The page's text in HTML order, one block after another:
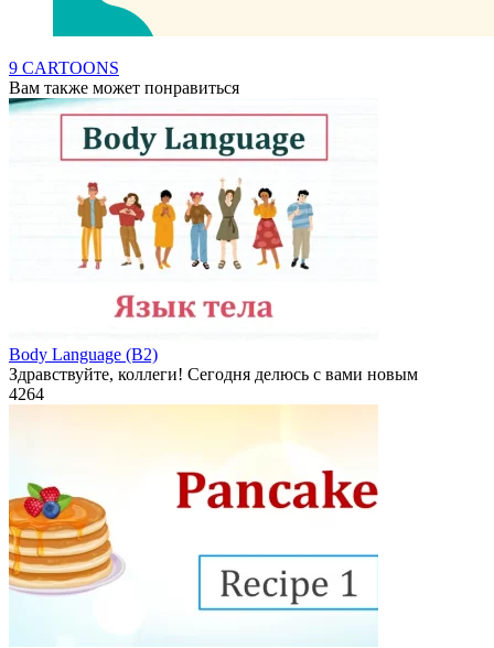
9 CARTOONS
Вам также может понравиться
Body Language (B2)
Здравствуйте, коллеги! Сегодня делюсь с вами новым
4264